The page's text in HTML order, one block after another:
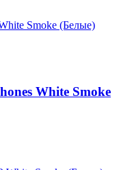
White Smoke